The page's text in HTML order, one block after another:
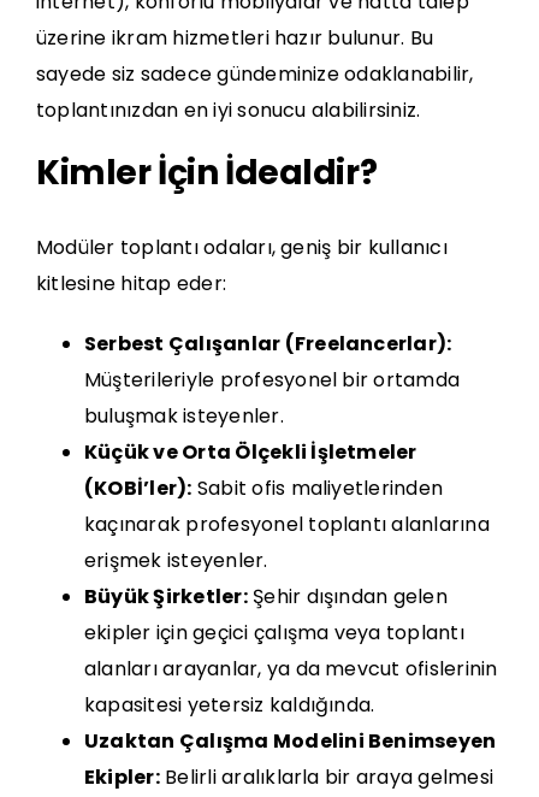
üzerine ikram hizmetleri hazır bulunur. Bu
sayede siz sadece gündeminize odaklanabilir,
toplantınızdan en iyi sonucu alabilirsiniz.
Kimler İçin İdealdir?
Modüler toplantı odaları, geniş bir kullanıcı
kitlesine hitap eder:
Serbest Çalışanlar (Freelancerlar):
Müşterileriyle profesyonel bir ortamda
buluşmak isteyenler.
Küçük ve Orta Ölçekli İşletmeler
(KOBİ’ler): Sabit ofis maliyetlerinden
kaçınarak profesyonel toplantı alanlarına
erişmek isteyenler.
Büyük Şirketler:Şehir dışından gelen
ekipler için geçici çalışma veya toplantı
alanları arayanlar, ya da mevcut ofislerinin
kapasitesi yetersiz kaldığında.
Uzaktan Çalışma Modelini Benimseyen
Ekipler:Belirli aralıklarla bir araya gelmesi